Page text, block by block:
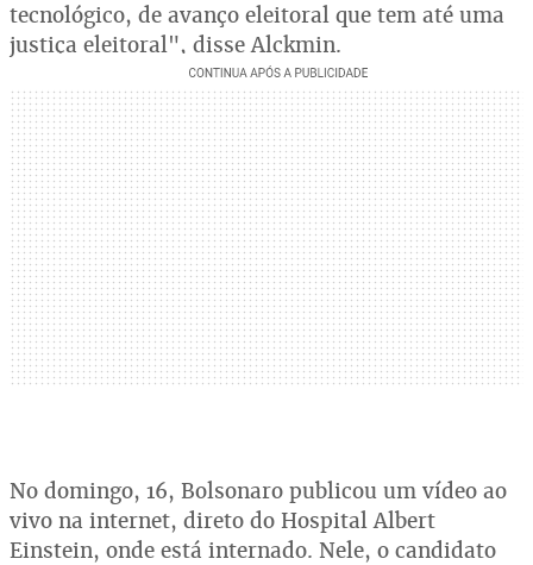
tecnológico, de avanço eleitoral que tem até uma
justiça eleitoral", disse Alckmin.
No domingo, 16, Bolsonaro publicou um vídeo ao
vivo na internet, direto do Hospital Albert
Einstein, onde está internado. Nele, o candidato